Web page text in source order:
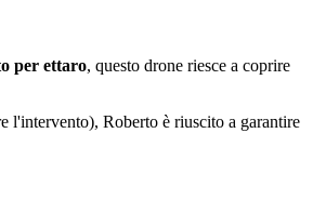
per ettaro, questo drone riesce a coprire
l'intervento), Roberto è riuscito a garantire